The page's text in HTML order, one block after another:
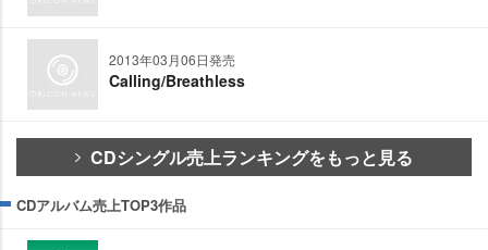
2013年03月06日発売
Calling/Breathless
CDシングル売上ランキングをもっと見る
CDアルバム売上TOP3作品